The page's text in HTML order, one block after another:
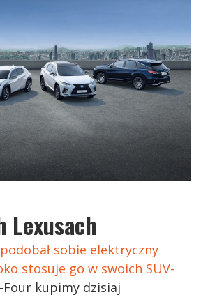
Lexusach
sobie elektryczny
stosuje go w swoich SUV-
Four kupimy dzisiaj